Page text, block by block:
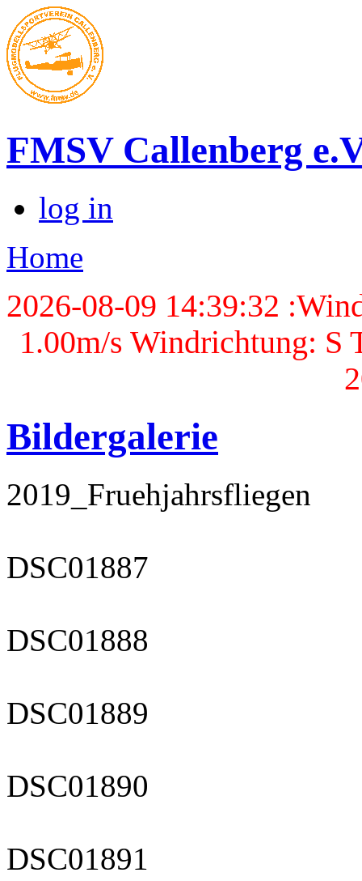
FMSV Callenberg
log in
Home
2026-08-09 14:39:32
1.00m/s Windrichtung: S
Bildergalerie
2019_Fruehjahrsfliegen
DSC01887
DSC01888
DSC01889
DSC01890
DSC01891